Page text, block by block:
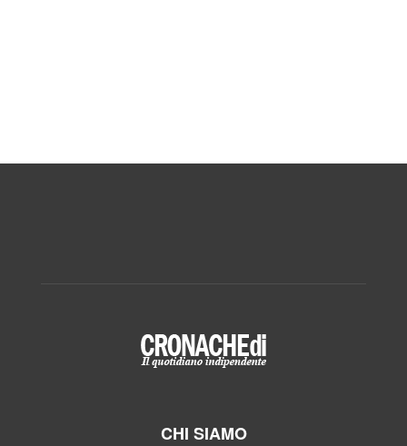
CHI SIAMO